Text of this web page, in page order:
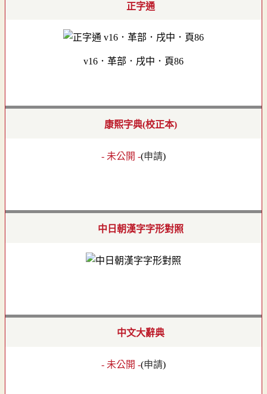
正字通
v16．革部．戌中．頁86
康熙字典(校正本)
- 未公開 -(申請)
中日朝漢字字形對照
中文大辭典
- 未公開 -(申請)